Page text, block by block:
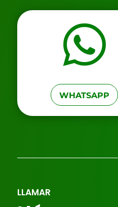

WHATSAPP
LLAMAR